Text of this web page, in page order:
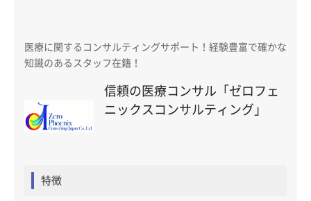
医療に関するコンサルティングサポート！経験豊富で確かな
知識のあるスタッフ在籍！
信頼の医療コンサル「ゼロフェ
ニックスコンサルティング」
特徴